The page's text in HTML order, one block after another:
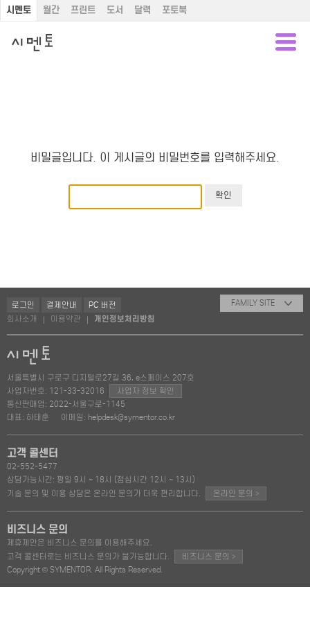
시멘토 월간 프린트 도서 달력 포토북
비밀글입니다. 이 게시글의 비밀번호를 입력해주세요.
로그인 결제안내
PC 버전
회사소개
이용약관 개인정보처리방침
FAMILY SITE
서울특별시 구로구 디지털로27길 36, e스페이스 207호
사업자번호: 121-33-32016
사업자 정보 확인
통신판매업: 2022-서울구로-1145
대표: 하태훈
이메일: helpdesk@symentor.co.kr
고객 콜센터
02-552-5477
상담가능시간: 평일 9시 ~ 18시 (점심시간 12시 ~ 13시)
기술 문의 및 이용 상담은 온라인 문의가 더욱 편리합니다.
온라인 문의 >
비즈니스 문의
제휴제안은 비즈니스 문의를 이용해주세요.
고객 콜센터로는 비즈니스 문의가 불가능합니다.
비즈니스 문의 >
Copyright © SYMENTOR. All Rights Reserved.